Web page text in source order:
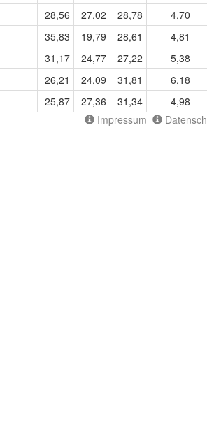
28,56 27,02 28,78
4,70
35,83 19,79 28,61
4,81
31,17 24,77 27,22
5,38
26,21 24,09 31,81
6,18
25,87 27,36 31,34
4,98
Impressum